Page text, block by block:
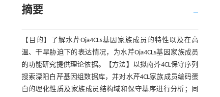
摘要
【目的】了解水芹Oja4CLs基因家族成员的特性以及在高
温、干旱胁迫下的表达情况，为水芹Oja4CLs基因家族成员
的功能研究提供理论依据。【方法】以拟南芥4CL保守序列
搜索溧阳白芹基因组数据库，并对水芹4CL家族成员编码蛋
白的理化性质及家族成员结构域和保守基序进行分析；同